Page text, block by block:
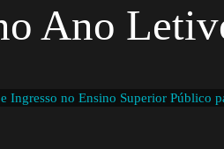
Ano
Ingresso no Ensino Superior Público